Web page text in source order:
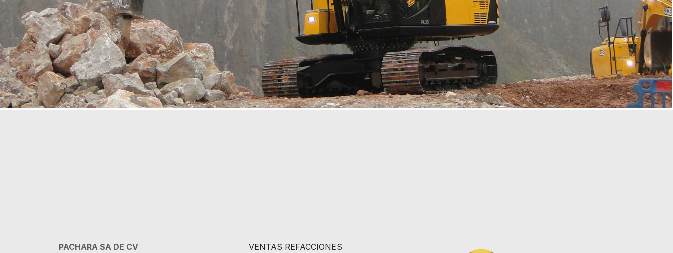
PACHARA SA DE CV
VENTAS REFACCIONES